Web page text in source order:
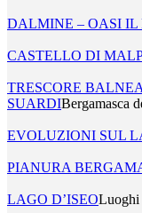
DALMINE – OASI IL
CASTELLO DI
TRESCORE
SUARDIBergamasca
EVOLUZIONI SUL
PIANURA
LAGO D’ISEOLuoghi